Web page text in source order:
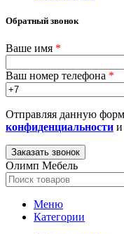
Обратный звонок
Ваше имя *
Ваш номер телефона *
Отправляя данную
конфиденциальности и
Олимп Мебель
Меню
Категории